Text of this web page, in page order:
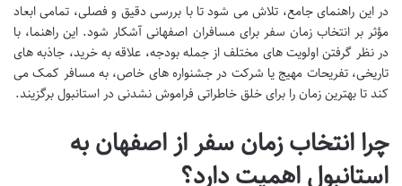
در این راهنمای جامع، تلاش می شود تا با بررسی دقیق و فصلی، تمامی ابعاد
مؤثر بر انتخاب زمان سفر برای مسافران اصفهانی آشکار شود. این راهنما، با
در نظر گرفتن اولویت های مختلف از جمله بودجه، علاقه به خرید، جاذبه های
تاریخی، تفریحات مهیج یا شرکت در جشنواره های خاص، به مسافر کمک می
کند تا بهترین زمان را برای خلق خاطراتی فراموش نشدنی در استانبول برگزیند.
چرا انتخاب زمان سفر از اصفهان به
استانبول اهمیت دارد؟